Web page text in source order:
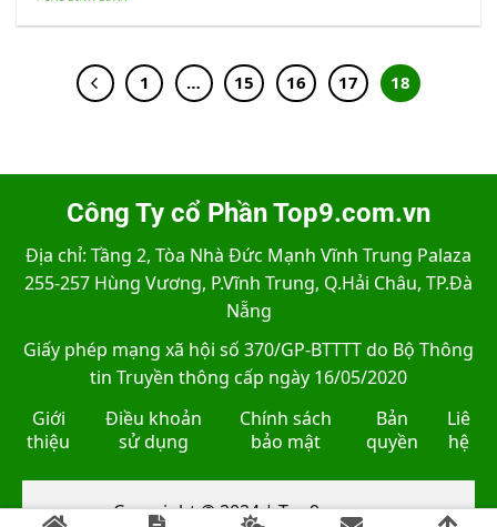
1 … 15 16 17 18
Công Ty cổ Phần Top9.com.vn
Địa chỉ: Tầng 2, Tòa Nhà Đức Mạnh Vĩnh Trung Palaza
255-257 Hùng Vương, P.Vĩnh Trung, Q.Hải Châu, TP.Đà
Nẵng
Giấy phép mạng xã hội số 370/GP-BTTTT do Bộ Thông
tin Truyền thông cấp ngày 16/05/2020
Giới
thiệu
Điều khoản
sử dụng
Chính sách
bảo mật
Bản
quyền
Liê
hệ
Copyright © 2024 | Top9.com.vn